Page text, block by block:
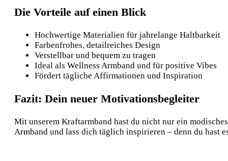
Die Vorteile auf einen Blick
Hochwertige Materialien für jahrelange Haltbarkeit
Farbenfrohes, detailreiches Design
Verstellbar und bequem zu tragen
Ideal als Wellness Armband und für positive Vibes
Fördert tägliche Affirmationen und Inspiration
Fazit: Dein neuer Motivationsbegleiter
Mit unserem Kraftarmband hast du nicht nur ein
Armband und lass dich täglich inspirieren – denn du hast